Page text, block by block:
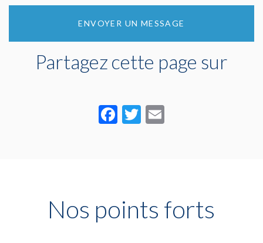
ENVOYER UN MESSAGE
Partagez cette page sur
Facebook
Twitter
Nos points forts